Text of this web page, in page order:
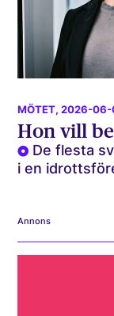
MÖTET, 2026-06-
Hon vill
De flesta
i en
Annons